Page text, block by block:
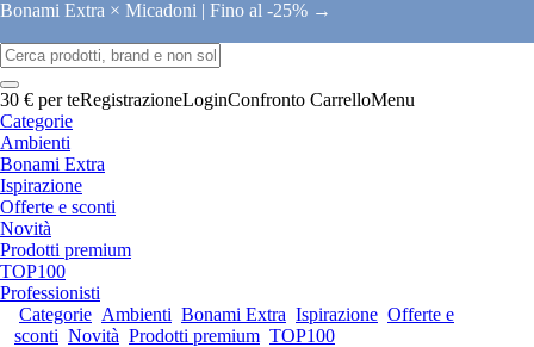
Bonami Extra × Micadoni | Fino al -25% →
30 € per teRegistrazioneLoginConfronto CarrelloMenu
Categorie
Ambienti
Bonami Extra
Ispirazione
Offerte e sconti
Novità
Prodotti premium
TOP100
Professionisti
Categorie Ambienti Bonami Extra Ispirazione Offerte e
sconti Novità Prodotti premium TOP100